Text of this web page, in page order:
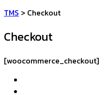
TMS > Checkout
Checkout
[woocommerce_checkout]